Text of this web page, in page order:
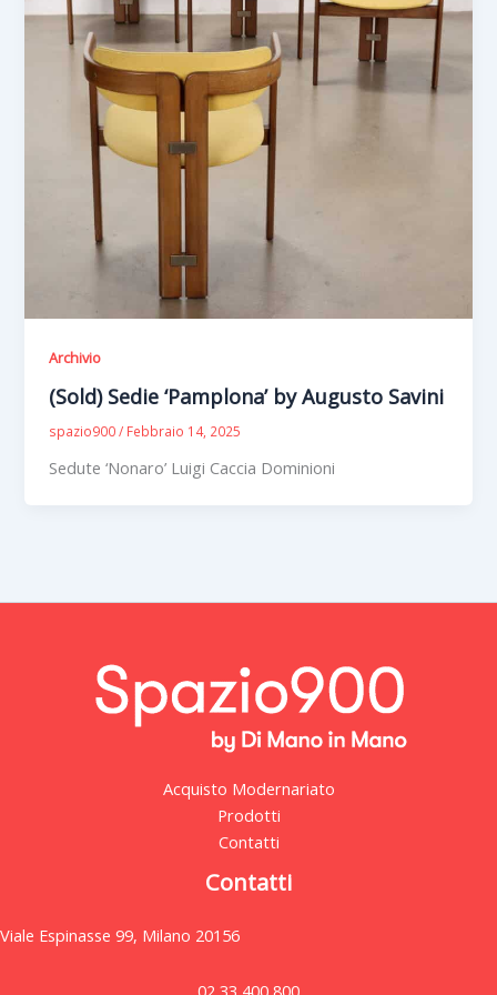
Archivio
(Sold) Sedie ‘Pamplona’ by Augusto Savini
spazio900/ Febbraio 14, 2025
Sedute ‘Nonaro’ Luigi Caccia Dominioni
Acquisto Modernariato
Prodotti
Contatti
Contatti
Viale Espinasse 99, Milano 20156
02 33 400 800